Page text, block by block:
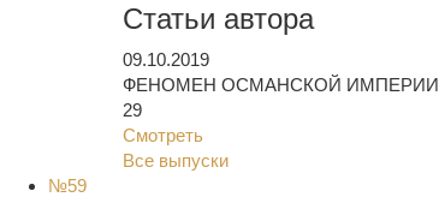
Статьи автора
09.10.2019
ФЕНОМЕН ОСМАНСКОЙ ИМПЕРИИ
29
Смотреть
Все выпуски
№59